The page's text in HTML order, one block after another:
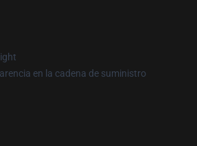
en la cadena de suministro